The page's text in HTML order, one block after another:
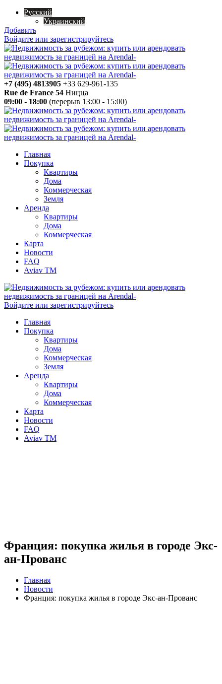
Русский
Украинский
Добавить
Войдите или зарегистрируйтесь
+7 (495) 4813905 +33 629-961-135
Rue de France 54 Ницца
09:00 - 18:00 (перерыв 13:00 - 15:00)
Главная
Покупка
Квартиры
Дома
Коммерческая
Земля
Аренда
Квартиры
Дома
Коммерческая
Карта
Новости
FAQ
Aviav TM
Войдите или зарегистрируйтесь
Главная
Покупка
Квартиры
Дома
Коммерческая
Земля
Аренда
Квартиры
Дома
Коммерческая
Карта
Новости
FAQ
Aviav TM
Франция: покупка жилья в городе Экс-
ан-Прованс
Главная
Новости
Франция: покупка жилья в городе Экс-ан-Прованс